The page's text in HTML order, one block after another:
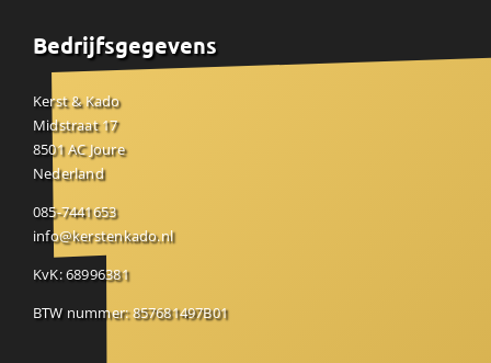
Bedrijfsgegevens
Kerst & Kado
Midstraat 17
8501 AC Joure
Nederland
085-7441653
info@kerstenkado.nl
KvK: 68996381
BTW nummer: 857681497B01